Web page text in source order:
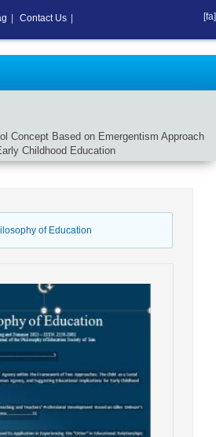
Concept Based on Emergentism Approach
Childhood Education
of Education
Contact Us [fa]